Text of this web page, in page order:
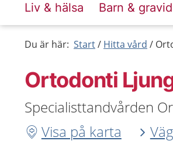
Liv & hälsa Barn & gravid
Du är här: Start Hitta vård
Ortodonti
Specialisttandvården
Visa på karta